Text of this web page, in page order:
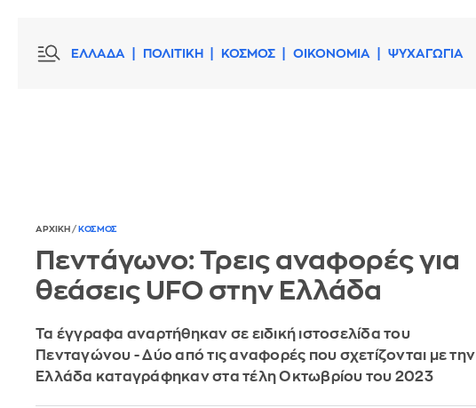
ΕΛΛΑΔΑ ΠΟΛΙΤΙΚΗ ΚΟΣΜΟΣ ΟΙΚΟΝΟΜΙΑ ΨΥΧΑΓΩΓΙΑ
ΑΡΧΙΚΗ / ΚΟΣΜΟΣ
Πεντάγωνο: Τρεις αναφορές για
θεάσεις UFO στην Ελλάδα
Τα έγγραφα αναρτήθηκαν σε ειδική ιστοσελίδα του
Πενταγώνου - Δύο από τις αναφορές που σχετίζονται με την
Ελλάδα καταγράφηκαν στα τέλη Οκτωβρίου του 2023